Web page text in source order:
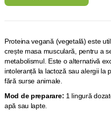
Proteina vegană (vegetală) este
crește masa musculară, pentru a
metabolismul. Este o alternativă
intoleranță la lactoză sau alergii la
fără surse animale.
Mod de preparare: 1 lingură
apă sau lapte.